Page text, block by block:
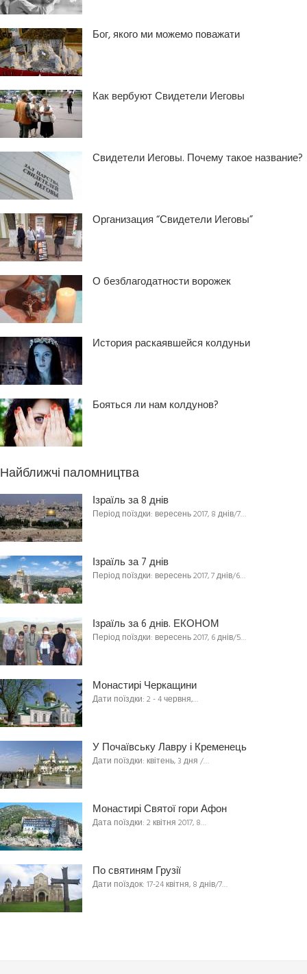
Бог, якого ми можемо поважати
Как вербуют Свидетели Иеговы
Свидетели Иеговы. Почему такое название?
Организация “Свидетели Иеговы”
О безблагодатности ворожек
История раскаявшейся колдуньи
Бояться ли нам колдунов?
Найближчі паломництва
Ізраїль за 8 днів
Період поїздки: вересень 2017, 8 днів/7…
Ізраїль за 7 днів
Період поїздки: вересень 2017, 7 днів/6…
Ізраїль за 6 днів. ЕКОНОМ
Період поїздки: вересень 2017, 6 днів/5…
Монастирі Черкащини
Дати поїздки: 2 - 4 червня,…
У Почаївську Лавру і Кременець
Дати поїздки: квітень, 3 дня /…
Монастирі Святої гори Афон
Дата поїздки: 2 квітня 2017, 8…
По святиням Грузії
Дати поїздок: 17-24 квітня, 8 днів/7…